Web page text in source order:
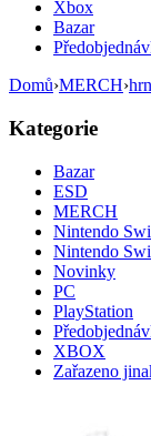
Xbox
Bazar
Domů›MERCH›
Kategorie
Bazar
ESD
MERCH
Nintendo
Nintendo
Novinky
PC
PlayStation
XBOX
Zařazeno